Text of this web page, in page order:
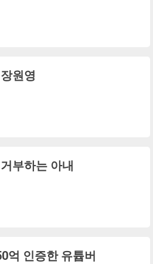
원영
부하는 아내
억 인증한 유튭버